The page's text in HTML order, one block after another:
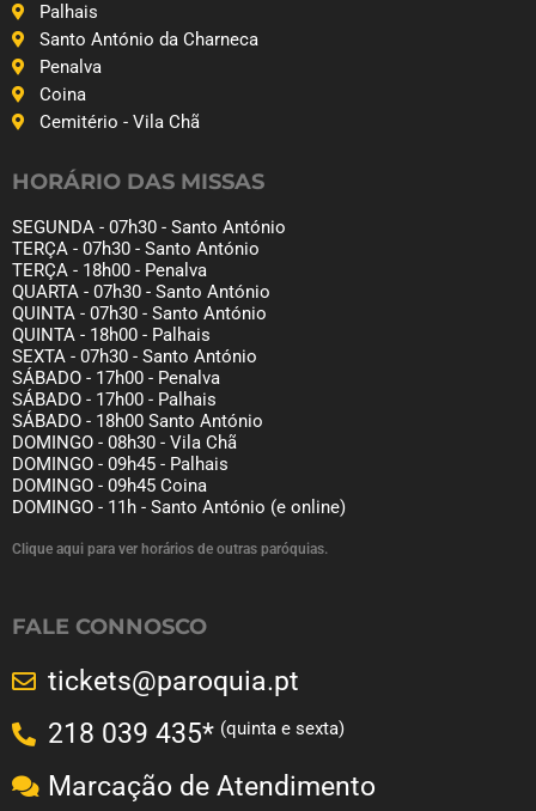
Palhais
Santo António da Charneca
Penalva
Coina
Cemitério - Vila Chã
HORÁRIO DAS MISSAS
SEGUNDA - 07h30 - Santo António
TERÇA - 07h30 - Santo António
TERÇA - 18h00 - Penalva
QUARTA - 07h30 - Santo António
QUINTA - 07h30 - Santo António
QUINTA - 18h00 - Palhais
SEXTA - 07h30 - Santo António
SÁBADO - 17h00 - Penalva
SÁBADO - 17h00 - Palhais
SÁBADO - 18h00 Santo António
DOMINGO - 08h30 - Vila Chã
DOMINGO - 09h45 - Palhais
DOMINGO - 09h45 Coina
DOMINGO - 11h - Santo António (e online)
Clique aqui para ver horários de outras paróquias.
FALE CONNOSCO
tickets@paroquia.pt
218 039 435* (quinta e sexta)
Marcação de Atendimento